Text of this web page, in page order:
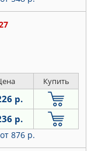
Купить
р.
р.
от 876 р.